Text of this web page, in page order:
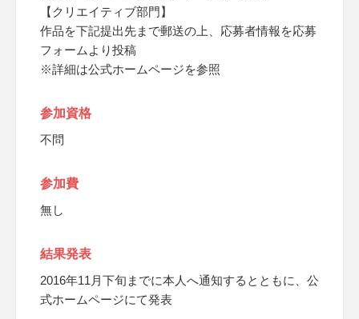
【クリエイティブ部門】
作品を下記提出先まで郵送の上、応募者情報を応募
フォームより投稿
※詳細は公式ホームページを参照
参加資格
不問
参加費
無し
結果発表
2016年11月下旬までに本人へ通知するとともに、公
式ホームページにて発表